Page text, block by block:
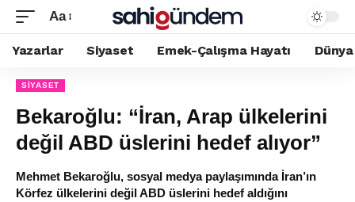
Aa
Yazarlar Siyaset Emek-Çalışma Hayatı Dünya
SIYASET
Bekaroğlu: “İran, Arap ülkelerini
değil ABD üslerini hedef alıyor”
Mehmet Bekaroğlu, sosyal medya paylaşımında İran’ın
Körfez ülkelerini değil ABD üslerini hedef aldığını